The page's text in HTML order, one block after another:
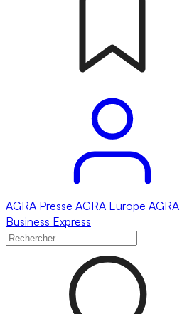
AGRA Presse AGRA Europe AGRA
Business Express